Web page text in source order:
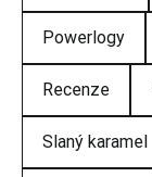
Powerlogy
Recenze
Slaný karamel